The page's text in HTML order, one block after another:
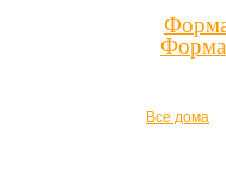
Форма
Все дома